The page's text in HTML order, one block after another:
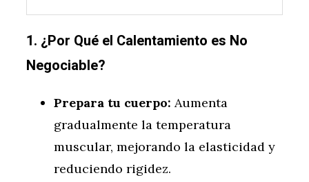
1. ¿Por Qué el Calentamiento es No
Negociable?
Prepara tu cuerpo: Aumenta
gradualmente la temperatura
muscular, mejorando la elasticidad y
reduciendo rigidez.